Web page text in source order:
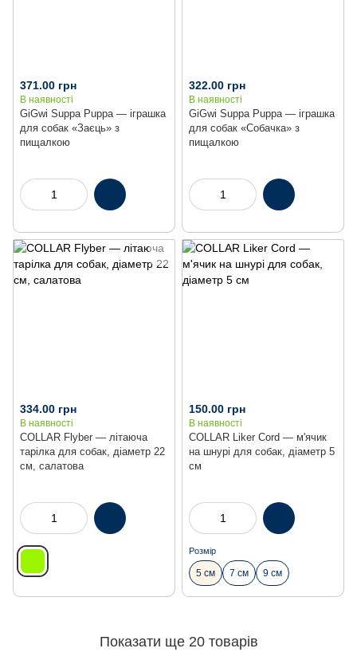
GiGwi Suppa Puppa — іграшка
для собак «Заєць» з
пищалкою
371.00 грн
В наявності
GiGwi Suppa Puppa — іграшка
для собак «Собачка» з
пищалкою
322.00 грн
В наявності
COLLAR Flyber — літаюча
тарілка для собак, діаметр 22
см, салатова
334.00 грн
В наявності
COLLAR Liker Cord — м'ячик
на шнурі для собак, діаметр 5
см
150.00 грн
В наявності
Розмір
5 см 7 см 9 см
Показати ще 20 товарів